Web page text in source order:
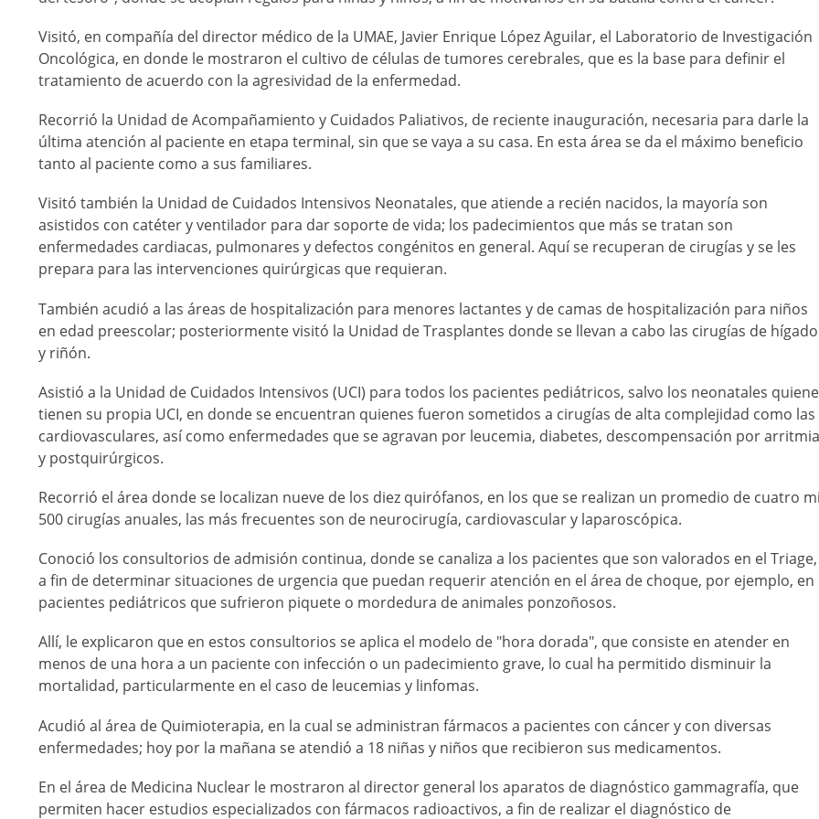
Visitó, en compañía del director médico de la UMAE, Javier Enrique López Aguilar, el Laboratorio de Investigación
Oncológica, en donde le mostraron el cultivo de células de tumores cerebrales, que es la base para definir el
tratamiento de acuerdo con la agresividad de la enfermedad.
Recorrió la Unidad de Acompañamiento y Cuidados Paliativos, de reciente inauguración, necesaria para darle la
última atención al paciente en etapa terminal, sin que se vaya a su casa. En esta área se da el máximo beneficio
tanto al paciente como a sus familiares.
Visitó también la Unidad de Cuidados Intensivos Neonatales, que atiende a recién nacidos, la mayoría son
asistidos con catéter y ventilador para dar soporte de vida; los padecimientos que más se tratan son
enfermedades cardiacas, pulmonares y defectos congénitos en general. Aquí se recuperan de cirugías y se les
prepara para las intervenciones quirúrgicas que requieran.
También acudió a las áreas de hospitalización para menores lactantes y de camas de hospitalización para niños
en edad preescolar; posteriormente visitó la Unidad de Trasplantes donde se llevan a cabo las cirugías de hígado
y riñón.
Asistió a la Unidad de Cuidados Intensivos (UCI) para todos los pacientes pediátricos, salvo los neonatales
tienen su propia UCI, en donde se encuentran quienes fueron sometidos a cirugías de alta complejidad como las
cardiovasculares, así como enfermedades que se agravan por leucemia, diabetes, descompensación por arritmia
y postquirúrgicos.
Recorrió el área donde se localizan nueve de los diez quirófanos, en los que se realizan un promedio de cuatro
500 cirugías anuales, las más frecuentes son de neurocirugía, cardiovascular y laparoscópica.
Conoció los consultorios de admisión continua, donde se canaliza a los pacientes que son valorados en el Triage,
a fin de determinar situaciones de urgencia que puedan requerir atención en el área de choque, por ejemplo, en
pacientes pediátricos que sufrieron piquete o mordedura de animales ponzoñosos.
Allí, le explicaron que en estos consultorios se aplica el modelo de "hora dorada", que consiste en atender en
menos de una hora a un paciente con infección o un padecimiento grave, lo cual ha permitido disminuir la
mortalidad, particularmente en el caso de leucemias y linfomas.
Acudió al área de Quimioterapia, en la cual se administran fármacos a pacientes con cáncer y con diversas
enfermedades; hoy por la mañana se atendió a 18 niñas y niños que recibieron sus medicamentos.
En el área de Medicina Nuclear le mostraron al director general los aparatos de diagnóstico gammagrafía, que
permiten hacer estudios especializados con fármacos radioactivos, a fin de realizar el diagnóstico de